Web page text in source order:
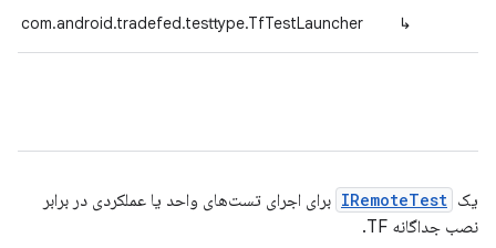
↳
com.android.tradefed.testtype.TfTestLauncher
یک IRemoteTest برای اجرای تست‌های واحد یا عملکردی در برابر
نصب جداگانه TF.